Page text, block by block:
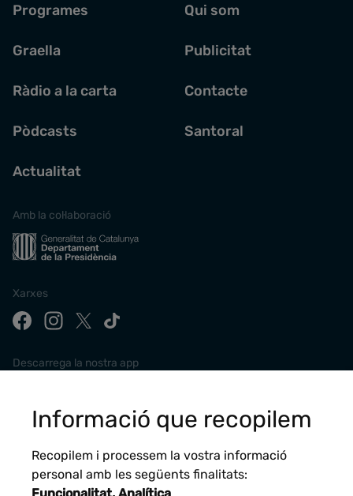
Programes
Graella
Ràdio a la carta
Pòdcasts
Actualitat
Qui som
Publicitat
Contacte
Santoral
Amb la col·laboració
Xarxes
Descarrega la nostra app
Informació que recopilem
Recopilem i processem la vostra informació
personal amb les següents finalitats: